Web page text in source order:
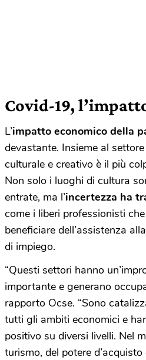
Covid-19,
L’impatto economico della
devastante. Insieme al
culturale e creativo è il più
Non solo i luoghi di cultura
entrate, ma l’incertezza ha
come i liberi professionisti
beneficiare dell’assistenza
di impiego.
“Questi settori hanno
importante e generano
rapporto Ocse. “Sono
tutti gli ambiti economici e
positivo su diversi livelli. Nel
turismo, del potere